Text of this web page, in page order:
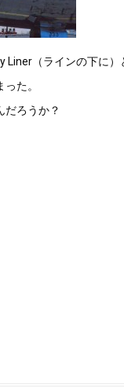
Liner（ラインの下に
た。
だろうか？